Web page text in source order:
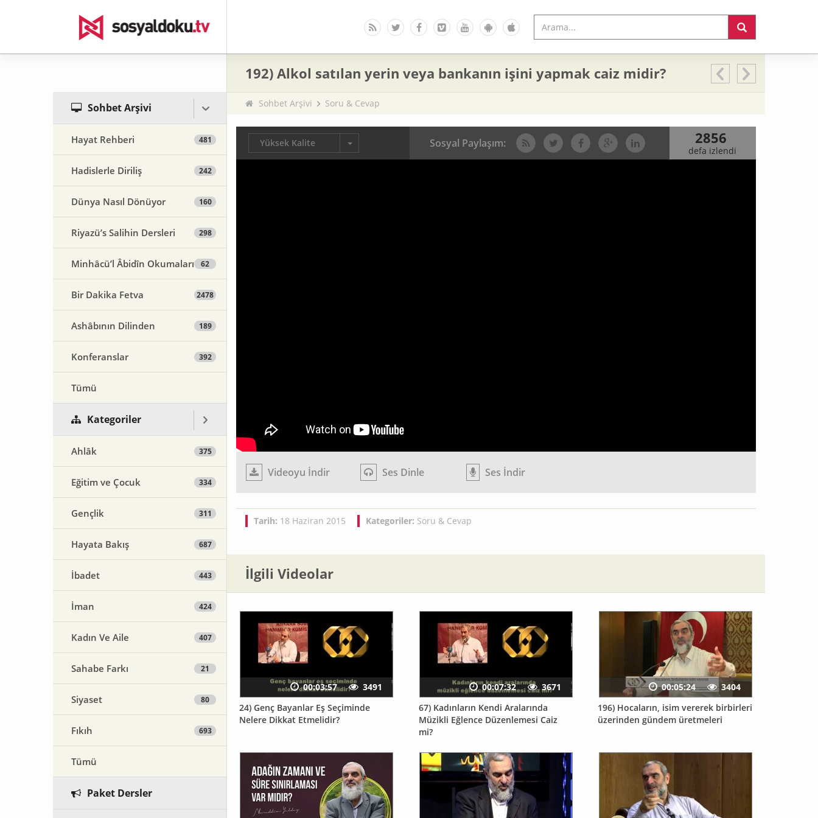
Sohbet Arşivi
Hayat Rehberi 481
Hadislerle Diriliş 242
Dünya Nasıl Dönüyor 160
Riyazü’s Salihin Dersleri 298
Minhâcü’l Âbidîn Okumaları 62
Bir Dakika Fetva 2478
Ashâbının Dilinden 189
Konferanslar 392
Tümü
Kategoriler
Ahlâk 375
Eğitim ve Çocuk 334
Gençlik 311
Hayata Bakış 687
İbadet 443
İman 424
Kadın Ve Aile 407
Sahabe Farkı 21
Siyaset 80
Fıkıh 693
Tümü
Paket Dersler
192) Alkol satılan yerin veya bankanın işini yapmak caiz midir?
Sohbet Arşivi Soru & Cevap
Yüksek Kalite Sosyal Paylaşım: 2856
defa izlendi
Videoyu İndir Ses Dinle Ses İndir
Tarih: 18 Haziran 2015 Kategoriler: Soru & Cevap
İlgili Videolar
24) Genç Bayanlar Eş Seçiminde
Nelere Dikkat Etmelidir?
00:03:57
3491
67) Kadınların Kendi Aralarında
Müzikli Eğlence Düzenlemesi Caiz
mi?
00:07:32
3671
196) Hocaların, isim vererek birbirleri
üzerinden gündem üretmeleri
00:05:24 3404